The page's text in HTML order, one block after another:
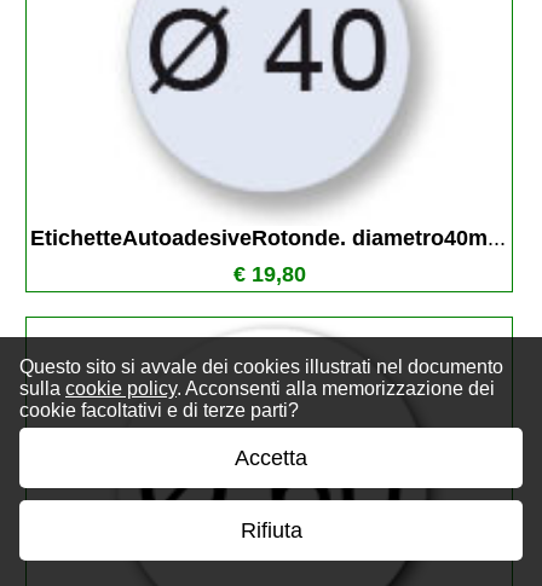
Questo sito si avvale dei cookies illustrati nel documento
sulla cookie policy. Acconsenti alla memorizzazione dei
cookie facoltativi e di terze parti?
Accetta
Rifiuta
EtichetteAutoadesiveRotonde. diametro40m...
€ 19,80